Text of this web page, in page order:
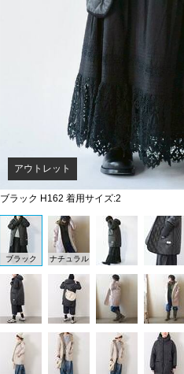
ブラック H162 着用サイズ:2
アウトレット
ブラック ナチュラル